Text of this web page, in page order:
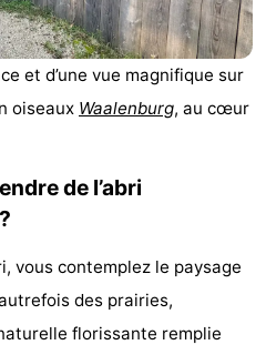
et d’une vue magnifique sur
oiseaux Waalenburg, au cœur
de l’abri
vous contemplez le paysage
des prairies,
florissante remplie